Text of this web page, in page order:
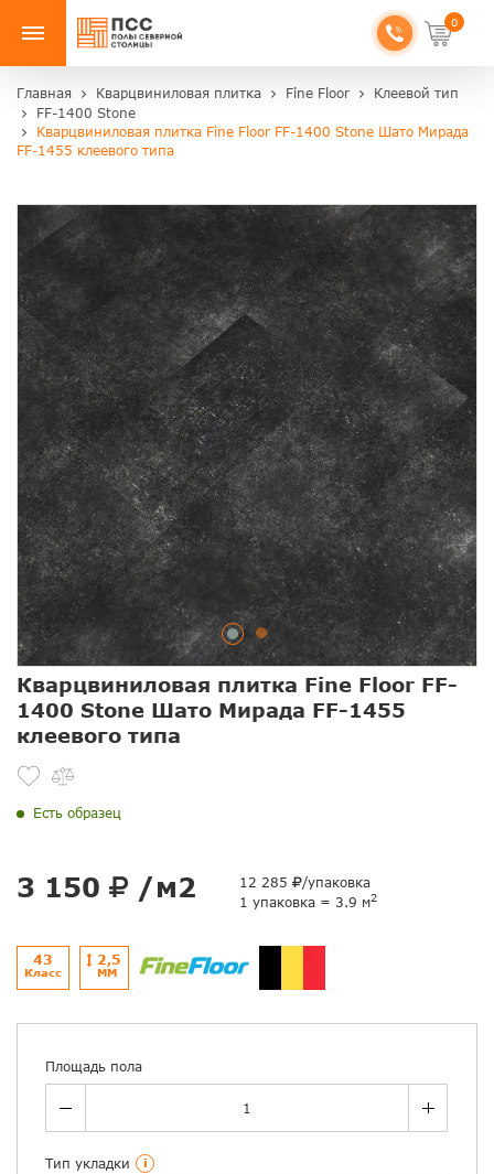
0
Главная Кварцвиниловая плитка Fine Floor
Клеевой тип
FF-1400 Stone
Кварцвиниловая плитка Fine Floor FF-1400 Stone Шато Мирада
FF-1455 клеевого типа
Кварцвиниловая плитка Fine Floor FF-
1400 Stone Шато Мирада FF-1455
клеевого типа
Есть образец
3 150 /м2 12 285
/упаковка
1 упаковка = 3.9 м2
43
Класс
2,5
ММ
Площадь пола
Тип укладки i